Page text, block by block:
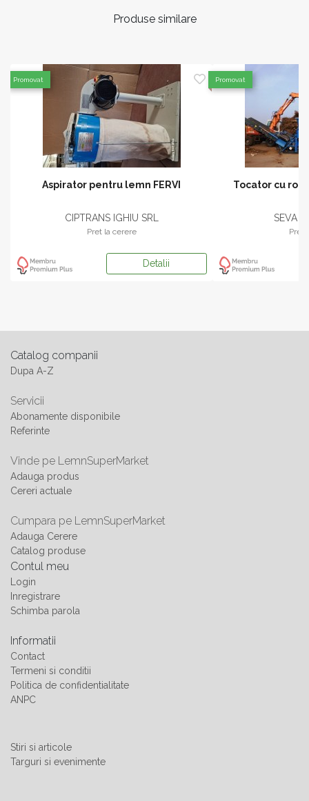
Produse similare
Aspirator pentru lemn FERVI
CIPTRANS IGHIU SRL
Pret la cerere
Detalii
Promovat
Tocator cu
SEVA
Pret
Promovat
Catalog companii
Dupa A-Z
Servicii
Abonamente disponibile
Referinte
Vinde pe LemnSuperMarket
Adauga produs
Cereri actuale
Cumpara pe LemnSuperMarket
Adauga Cerere
Catalog produse
Contul meu
Login
Inregistrare
Schimba parola
Informatii
Contact
Termeni si conditii
Politica de confidentialitate
ANPC
Stiri si articole
Targuri si evenimente